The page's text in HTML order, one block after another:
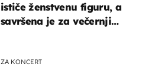
ističe ženstvenu figuru, a
savršena je za večernji
ZA KONCERT